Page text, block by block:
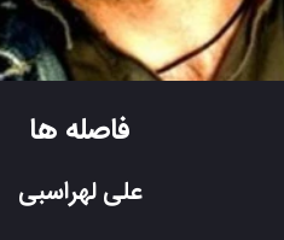
فاصله ها
علی لهراسبی